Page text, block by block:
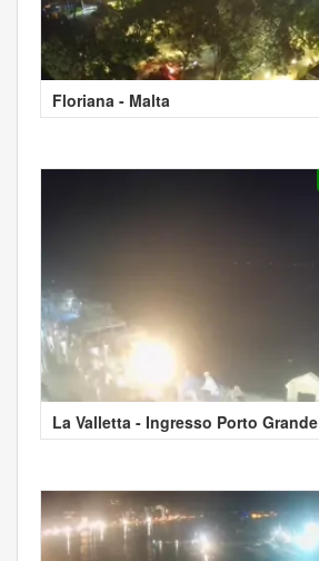
Floriana - Malta
La Valletta - Ingresso Porto Grande